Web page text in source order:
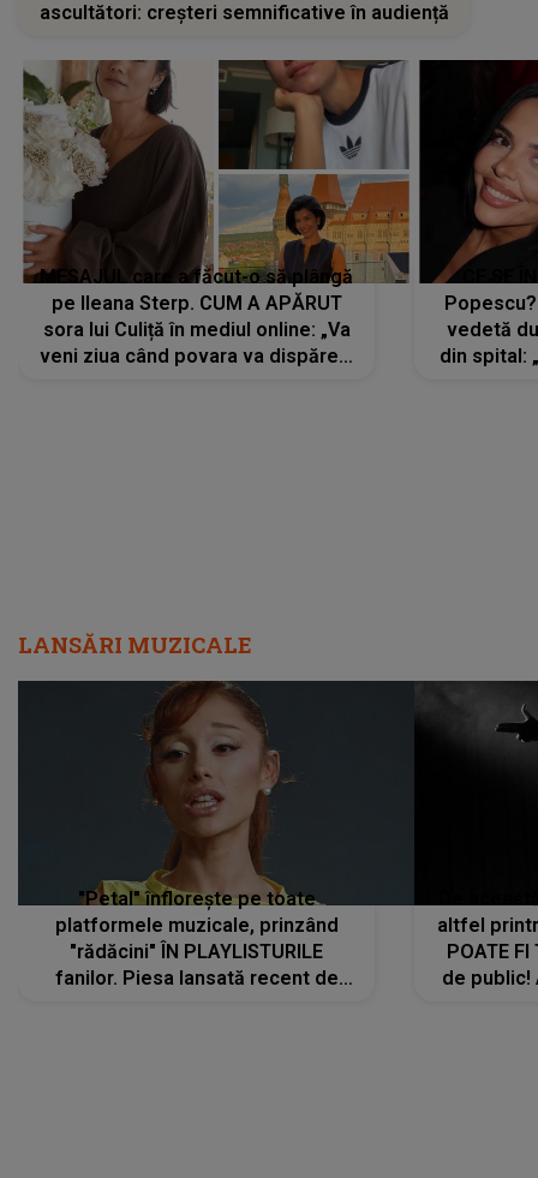
ascultători: creșteri semnificative în audiență
MESAJUL care a făcut-o să plângă
pe Ileana Sterp. CUM A APĂRUT
sora lui Culiță în mediul online: „Va
veni ziua când povara va dispărea,
vedetă
din spital:
LANSĂRI MUZICALE
"Petal" înflorește pe toate
platformele muzicale, prinzând
"rădăcini" ÎN PLAYLISTURILE
fanilor. Piesa lansată recent de
altfel
POATE FI
de public!